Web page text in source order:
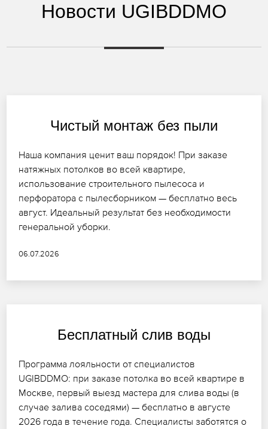
Новости UGIBDDMO
Чистый монтаж без пыли
Наша компания ценит ваш порядок! При заказе
натяжных потолков во всей квартире,
использование строительного пылесоса и
перфоратора с пылесборником — бесплатно весь
август. Идеальный результат без необходимости
генеральной уборки.
06.07.2026
Бесплатный слив воды
Программа лояльности от специалистов
UGIBDDMO: при заказе потолка во всей квартире в
Москве, первый выезд мастера для слива воды (в
случае залива соседями) — бесплатно в августе
2026 года в течение года. Специалисты заботятся о